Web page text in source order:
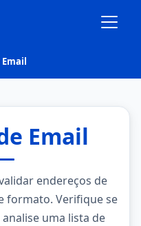
Email
endereços de
formato. Verifique se
uma lista de